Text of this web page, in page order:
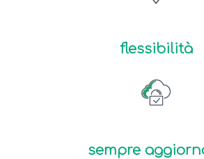
flessibilità
sempre